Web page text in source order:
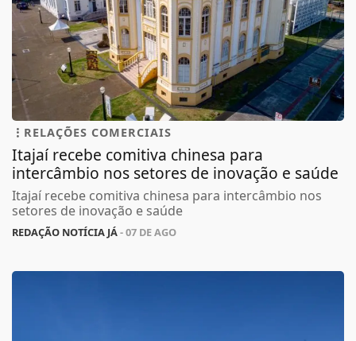
RELAÇÕES COMERCIAIS
Itajaí recebe comitiva chinesa para
intercâmbio nos setores de inovação e saúde
Itajaí recebe comitiva chinesa para intercâmbio nos
setores de inovação e saúde
REDAÇÃO NOTÍCIA JÁ- 07 DE AGO